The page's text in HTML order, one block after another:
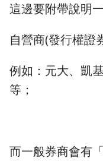
這邊要附帶說明
自營商(發行權證
例如：元大、凱
等；
而一般券商會有